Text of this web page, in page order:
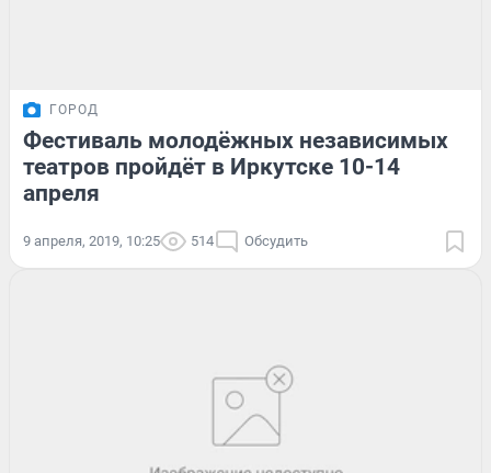
ГОРОД
Фестиваль молодёжных независимых
театров пройдёт в Иркутске 10-14
апреля
9 апреля, 2019, 10:25 514 Обсудить